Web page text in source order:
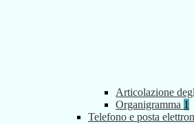
Articolazione
Organigramma 1
Telefono e posta